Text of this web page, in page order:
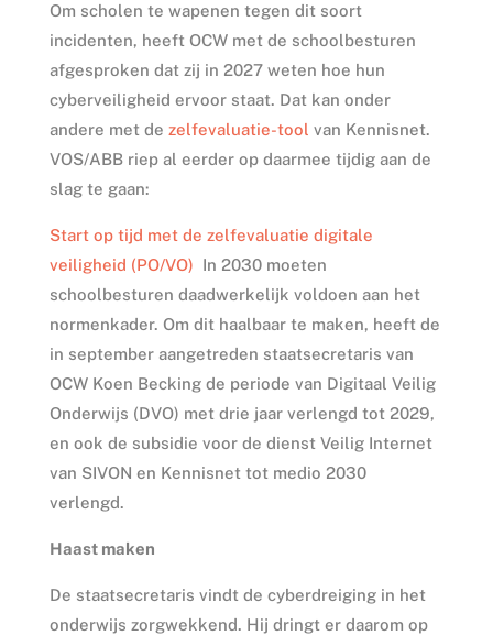
Om scholen te wapenen tegen dit soort
incidenten, heeft OCW met de schoolbesturen
afgesproken dat zij in 2027 weten hoe hun
cyberveiligheid ervoor staat. Dat kan onder
andere met de zelfevaluatie-tool van Kennisnet.
VOS/ABB riep al eerder op daarmee tijdig aan de
slag te gaan:
Start op tijd met de zelfevaluatie digitale
veiligheid (PO/VO) In 2030 moeten
schoolbesturen daadwerkelijk voldoen aan het
normenkader. Om dit haalbaar te maken, heeft de
in september aangetreden staatsecretaris van
OCW Koen Becking de periode van Digitaal Veilig
Onderwijs (DVO) met drie jaar verlengd tot 2029,
en ook de subsidie voor de dienst Veilig Internet
van SIVON en Kennisnet tot medio 2030
verlengd.
Haast maken
De staatsecretaris vindt de cyberdreiging in het
onderwijs zorgwekkend. Hij dringt er daarom op